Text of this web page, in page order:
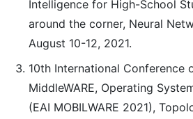
Intelligence for High-School
around the corner, Neural
August 10-12, 2021.
10th International Conference
MiddleWARE, Operating
(EAI MOBILWARE 2021),